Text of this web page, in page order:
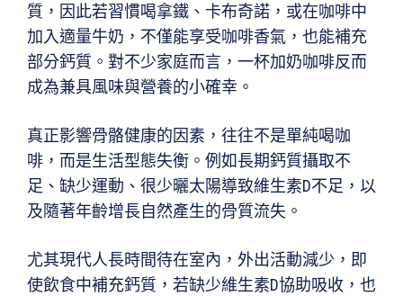
質，因此若習慣喝拿鐵、卡布奇諾，或在咖啡中
加入適量牛奶，不僅能享受咖啡香氣，也能補充
部分鈣質。對不少家庭而言，一杯加奶咖啡反而
成為兼具風味與營養的小確幸。
真正影響骨骼健康的因素，往往不是單純喝咖
啡，而是生活型態失衡。例如長期鈣質攝取不
足、缺少運動、很少曬太陽導致維生素D不足，以
及隨著年齡增長自然產生的骨質流失。
尤其現代人長時間待在室內，外出活動減少，即
使飲食中補充鈣質，若缺少維生素D協助吸收，也